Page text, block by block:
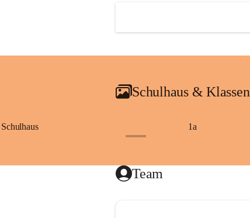
Schulhaus & Klassen
Schulhaus 1a
Team